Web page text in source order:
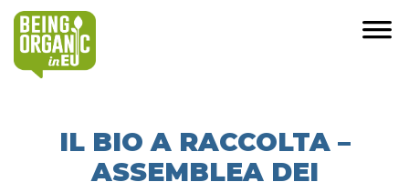
IL BIO A RACCOLTA –
ASSEMBLEA DEI